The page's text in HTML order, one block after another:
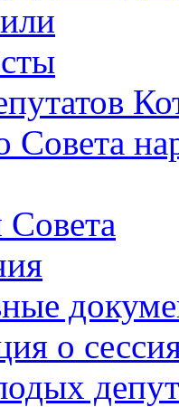
Совета
о